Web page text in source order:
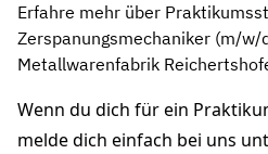
Erfahre mehr über
Zerspanungsmechaniker (m/w/
Metallwarenfabrik
Wenn du dich für ein
melde dich einfach bei uns